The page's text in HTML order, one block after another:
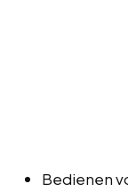
Bedienen